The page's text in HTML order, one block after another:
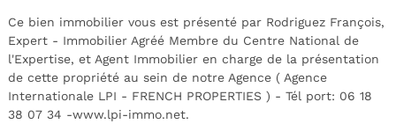
Ce bien immobilier vous est présenté par Rodriguez François,
Expert - Immobilier Agréé Membre du Centre National de
l'Expertise, et Agent Immobilier en charge de la présentation
de cette propriété au sein de notre Agence ( Agence
Internationale LPI - FRENCH PROPERTIES ) - Tél port: 06 18
38 07 34 -www.lpi-immo.net.